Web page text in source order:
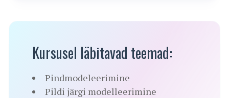
Kursusel läbitavad teemad:
Pindmodeleerimine
Pildi järgi modelleerimine